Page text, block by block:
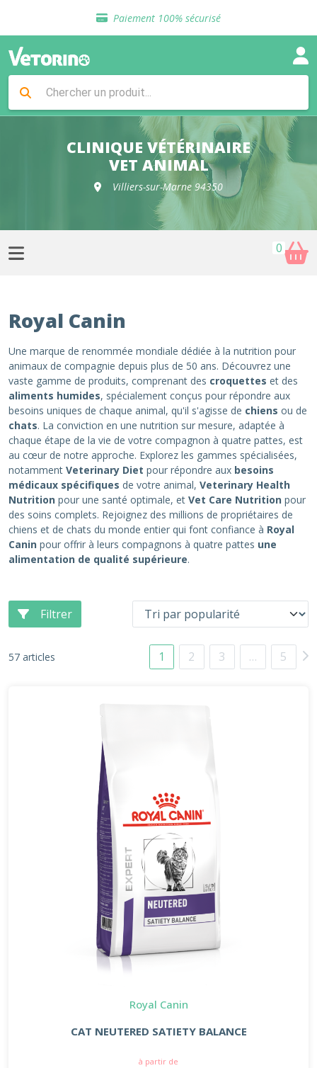
Paiement 100% sécurisé
Livraison gratuite en clinique vétérinaire
Sélection de croquettes vétérinaire
Livraison gratuite en clinique vétérinaire
Retour gratuit en clinique
Sélection de croquettes vétérinaire
CLINIQUE VÉTÉRINAIRE
VET ANIMAL
Villiers-sur-Marne 94350
0
Royal Canin
Une marque de renommée mondiale dédiée à la nutrition pour
animaux de compagnie depuis plus de 50 ans. Découvrez une
vaste gamme de produits, comprenant des croquettes et des
aliments humides, spécialement conçus pour répondre aux
besoins uniques de chaque animal, qu'il s'agisse de chiens ou de
chats. La conviction en une nutrition sur mesure, adaptée à
chaque étape de la vie de votre compagnon à quatre pattes, est
au cœur de notre approche. Explorez les gammes spécialisées,
notamment Veterinary Diet pour répondre aux besoins
médicaux spécifiques de votre animal, Veterinary Health
Nutrition pour une santé optimale, et Vet Care Nutrition pour
des soins complets. Rejoignez des millions de propriétaires de
chiens et de chats du monde entier qui font confiance à Royal
Canin pour offrir à leurs compagnons à quatre pattes une
alimentation de qualité supérieure.
Filtrer
57 articles 1 2 3 … 5
Royal Canin
CAT NEUTERED SATIETY BALANCE
à partir de